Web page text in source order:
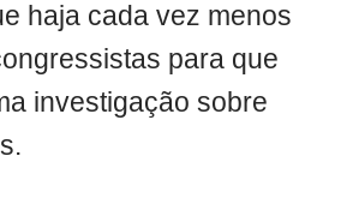
haja cada vez menos
para que
investigação sobre